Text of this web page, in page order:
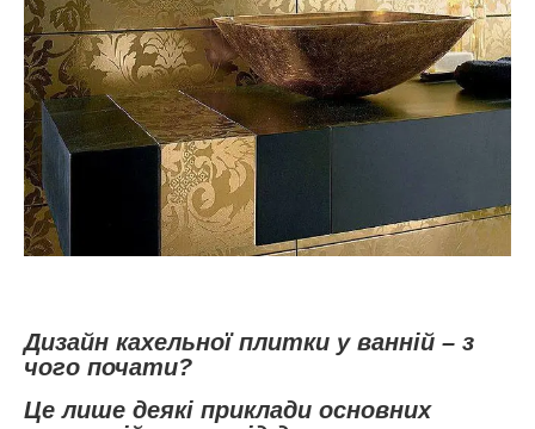
Дизайн кахельної плитки у ванній – з
чого почати?
Це лише деякі приклади основних